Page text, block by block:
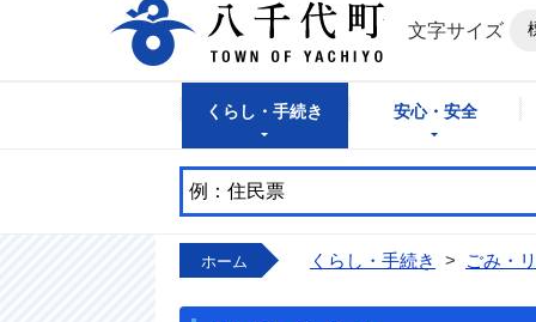
八千代町公式ホ
文字サイズ
くらし・手続き 安心・安全
ホーム くらし・手続き > ごみ・